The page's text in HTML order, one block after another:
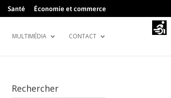
Santé Économie et commerce
MULTIMÉDIA CONTACT
Rechercher